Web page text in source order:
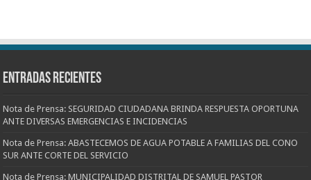
Entradas recientes
Nota de Prensa: SEGURIDAD CIUDADANA BRINDA RESPUESTA OPORTUNA
ANTE DIVERSAS EMERGENCIAS E INCIDENCIAS
Nota de Prensa: ABASTECEMOS DE AGUA POTABLE A FAMILIAS DEL CONO
SUR ANTE CORTE DEL SERVICIO
Nota de Prensa: MUNICIPALIDAD DISTRITAL DE SAMUEL PASTOR